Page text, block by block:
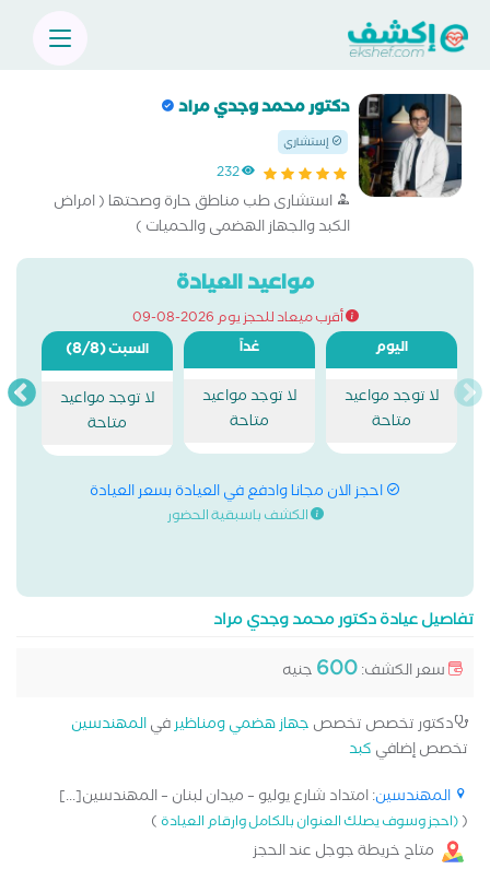
دكتور محمد وجدي مراد
إستشاري
232
استشارى طب مناطق حارة وصحتها ( امراض
الكبد والجهاز الهضمى والحميات )
مواعيد العيادة
أقرب ميعاد للحجز يوم 2026-08-09
اليوم
لا توجد مواعيد
متاحة
غداً
لا توجد مواعيد
متاحة
السبت(8/8)
لا توجد مواعيد
متاحة
احجز الان مجانا وادفع في العيادة بسعر العيادة
الكشف باسبقية الحضور
تفاصيل عيادة دكتور محمد وجدي مراد
سعر الكشف:600 جنيه
دكتور تخصص تخصص جهاز هضمي ومناظيرفيالمهندسين
تخصص إضافي كبد
المهندسين: امتداد شارع يوليو – ميدان لبنان – المهندسين[...]
((احجز وسوف يصلك العنوان بالكامل وارقام العيادة)
متاح خريطة جوجل عند الحجز